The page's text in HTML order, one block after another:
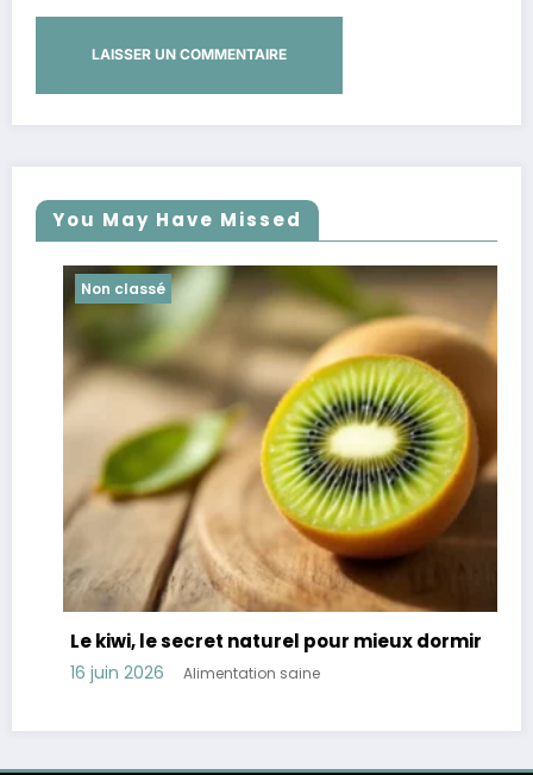
You May Have Missed
Non classé
Le kiwi, le secret naturel pour mieux dormir
16 juin 2026 Alimentation saine